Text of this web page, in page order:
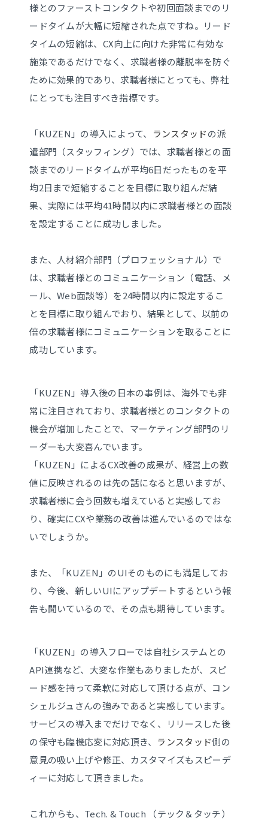
様とのファーストコンタクトや初回面談までのリ
ードタイムが大幅に短縮された点ですね。リード
タイムの短縮は、CX向上に向けた非常に有効な
施策であるだけでなく、求職者様の離脱率を防ぐ
ために効果的であり、求職者様にとっても、弊社
にとっても注目すべき指標です。
「KUZEN」の導入によって、 ランスタッドの派
遣部門（スタッフィング）では、求職者様との面
談までのリードタイムが平均6日だったものを平
均2日まで短縮することを目標に取り組んだ結
果、実際には平均41時間以内に求職者様との面談
を設定することに成功しました。
また、人材紹介部門（プロフェッショナル）で
は、求職者様とのコミュニケーション（電話、メ
ール、Web面談等）を24時間以内に設定するこ
とを目標に取り組んでおり、結果として、以前の
倍の求職者様にコミュニケーションを取ることに
成功しています。
「KUZEN」導入後の日本の事例は、海外でも非
常に注目されており、求職者様とのコンタクトの
機会が増加したことで、マーケティング部門のリ
ーダーも大変喜んでいます。
「KUZEN」によるCX改善の成果が、経営上の数
値に反映されるのは先の話になると思いますが、
求職者様に会う回数も増えていると実感してお
り、確実にCXや業務の改善は進んでいるのではな
いでしょうか。
また、「KUZEN」のUIそのものにも満足してお
り、今後、新しいUIにアップデートするという報
告も聞いているので、その点も期待しています。
「KUZEN」の導入フローでは自社システムとの
API連携など、大変な作業もありましたが、スピ
ード感を持って柔軟に対応して頂ける点が、コン
シェルジュさんの強みであると実感しています。
サービスの導入までだけでなく、リリースした後
の保守も臨機応変に対応頂き、 ランスタッド側の
意見の吸い上げや修正、カスタマイズもスピーデ
ィーに対応して頂きました。
これからも、Tech. & Touch （テック＆タッチ）